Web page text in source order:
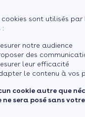
cookies sont utilisés
:
notre audience
des
leur efficacité
le contenu à vos
cookie autre que
ne sera posé sans
au bois
solaire
connecté